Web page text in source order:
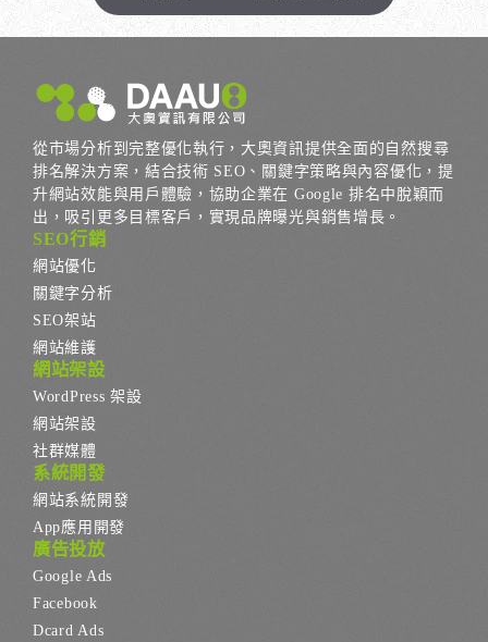
從市場分析到完整優化執行，大奧資訊提供全面的自然搜尋
排名解決方案，結合技術 SEO、關鍵字策略與內容優化，提
升網站效能與用戶體驗，協助企業在 Google 排名中脫穎而
出，吸引更多目標客戶，實現品牌曝光與銷售增長。
SEO行銷
網站優化
關鍵字分析
SEO架站
網站維護
網站架設
WordPress 架設
網站架設
社群媒體
系統開發
網站系統開發
App應用開發
廣告投放
Google Ads
Facebook
Dcard Ads